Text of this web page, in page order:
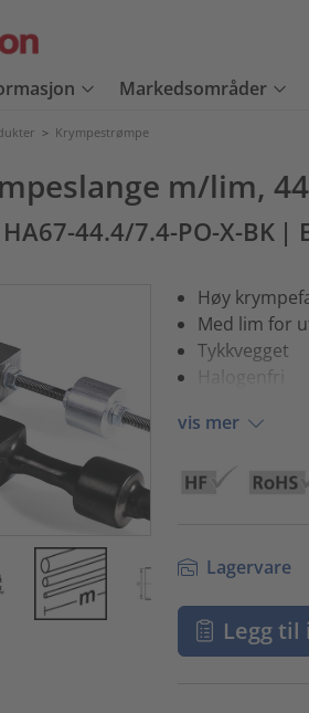
Markedsområder
> Krympestrømpe
m/lim,
44.4/7.4-PO-X-BK |
Høy
Med lim for
Tykkvegget
Halogenfri
vis mer
Lagervare
Legg